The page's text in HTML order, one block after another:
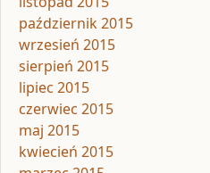
październik 2015
wrzesień 2015
sierpień 2015
lipiec 2015
czerwiec 2015
maj 2015
kwiecień 2015